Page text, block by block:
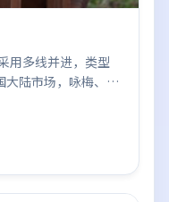
用多线并进，类型
大陆市场，咏梅、周
结尾留白引发讨